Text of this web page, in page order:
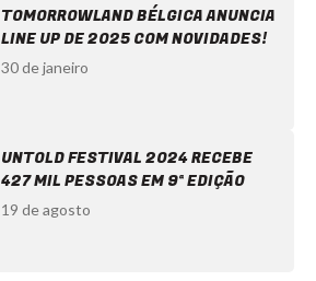
TOMORROWLAND BÉLGICA ANUNCIA
LINE UP DE 2025 COM NOVIDADES!
30 de janeiro
UNTOLD FESTIVAL 2024 RECEBE
427 MIL PESSOAS EM 9ª EDIÇÃO
19 de agosto